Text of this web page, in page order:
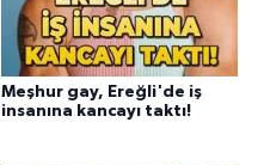
Meşhur gay, Ereğli'de iş
insanına kancayı taktı!